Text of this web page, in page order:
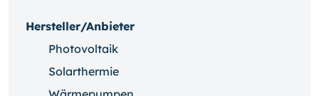
Hersteller/Anbieter
Photovoltaik
Solarthermie